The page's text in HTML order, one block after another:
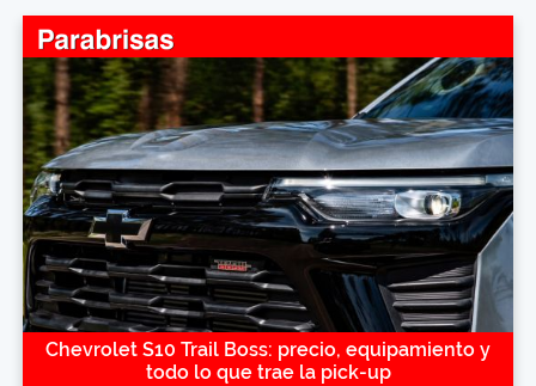
Chevrolet S10 Trail Boss: precio, equipamiento y
todo lo que trae la pick-up